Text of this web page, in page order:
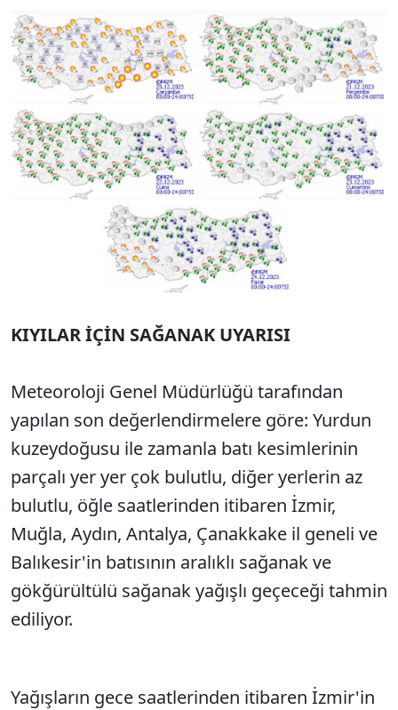
KIYILAR İÇİN SAĞANAK UYARISI
Meteoroloji Genel Müdürlüğü tarafından
yapılan son değerlendirmelere göre: Yurdun
kuzeydoğusu ile zamanla batı kesimlerinin
parçalı yer yer çok bulutlu, diğer yerlerin az
bulutlu, öğle saatlerinden itibaren İzmir,
Muğla, Aydın, Antalya, Çanakkake il geneli ve
Balıkesir'in batısının aralıklı sağanak ve
gökğürültülü sağanak yağışlı geçeceği tahmin
ediliyor.
Yağışların gece saatlerinden itibaren İzmir'in